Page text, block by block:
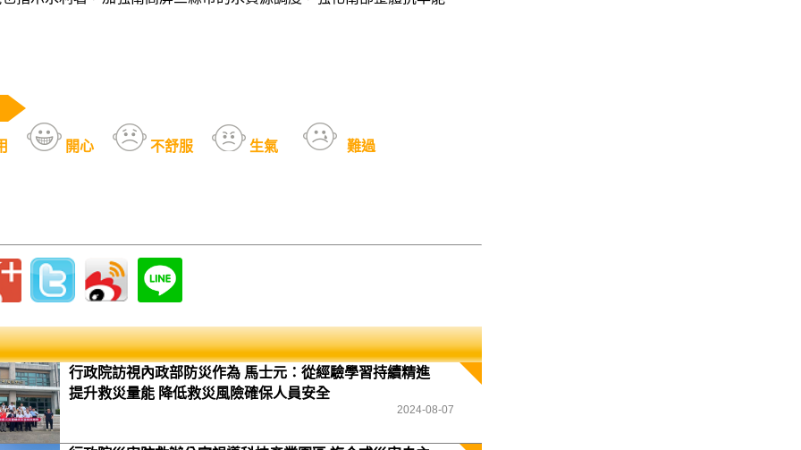
開心 不舒服 生氣 難過
行政院訪視內政部防災作為 馬士元：從經驗學習持續精進
提升救災量能 降低救災風險確保人員安全
2024-08-07